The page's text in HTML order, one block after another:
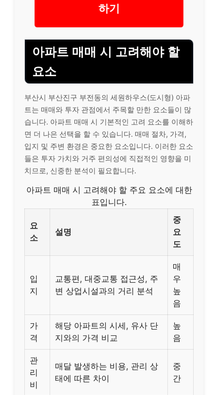
하기
아파트 매매 시 고려해야 할
요소
부산시 부산진구 부전동의 세원하우스(도시형) 아파
트는 매매와 투자 관점에서 주목할 만한 요소들이 많
습니다. 아파트 매매 시 기본적인 고려 요소를 이해하
면 더 나은 선택을 할 수 있습니다. 매매 절차, 가격,
입지 및 주변 환경은 중요한 요소입니다. 이러한 요소
들은 투자 가치와 거주 편의성에 직접적인 영향을 미
치므로, 신중한 분석이 필요합니다.
아파트 매매 시 고려해야 할 주요 요소에 대한
표입니다.
요
소
설명
중
요
도
입
지
교통편, 대중교통 접근성, 주
변 상업시설과의 거리 분석
매
우
높
음
가
격
해당 아파트의 시세, 유사 단
지와의 가격 비교
높
음
관
리
비
매달 발생하는 비용, 관리 상
태에 따른 차이
중
간